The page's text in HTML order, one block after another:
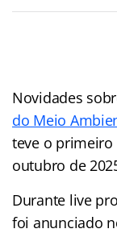
Novidades
do Meio
teve o primeiro
outubro de
Durante live
foi anunciado